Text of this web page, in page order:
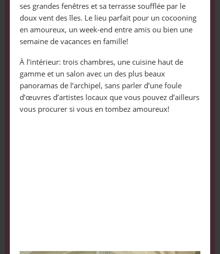
ses grandes fenêtres et sa terrasse soufflée par le
doux vent des îles. Le lieu parfait pour un cocooning
en amoureux, un week-end entre amis ou bien une
semaine de vacances en famille!
À l’intérieur: trois chambres, une cuisine haut de
gamme et un salon avec un des plus beaux
panoramas de l’archipel, sans parler d’une foule
d’œuvres d’artistes locaux que vous pouvez d’ailleurs
vous procurer si vous en tombez amoureux!